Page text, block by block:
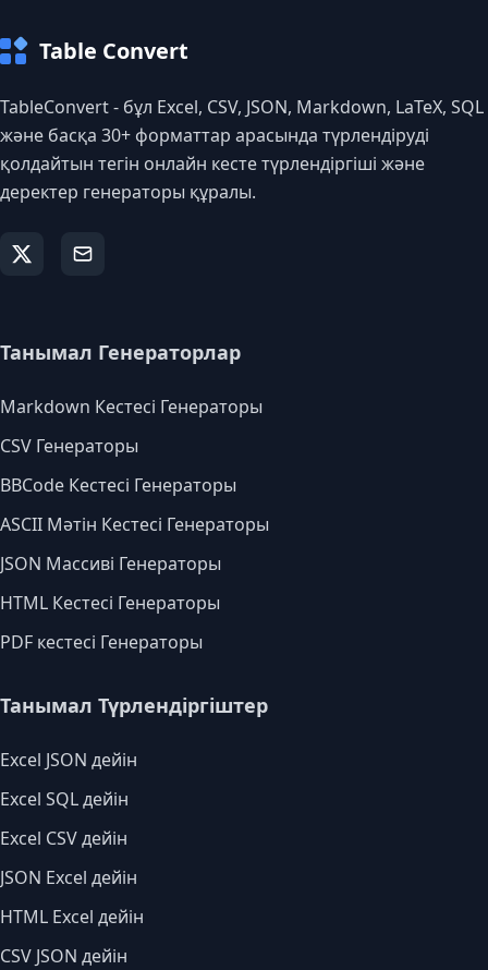
Table Convert
TableConvert - бұл Excel, CSV, JSON, Markdown, LaTeX, SQL
және басқа 30+ форматтар арасында түрлендіруді
қолдайтын тегін онлайн кесте түрлендіргіші және
деректер генераторы құралы.
Танымал Генераторлар
Markdown Кестесі Генераторы
CSV Генераторы
BBCode Кестесі Генераторы
ASCII Мәтін Кестесі Генераторы
JSON Массиві Генераторы
HTML Кестесі Генераторы
PDF кестесі Генераторы
Танымал Түрлендіргіштер
Excel JSON дейін
Excel SQL дейін
Excel CSV дейін
JSON Excel дейін
HTML Excel дейін
CSV JSON дейін